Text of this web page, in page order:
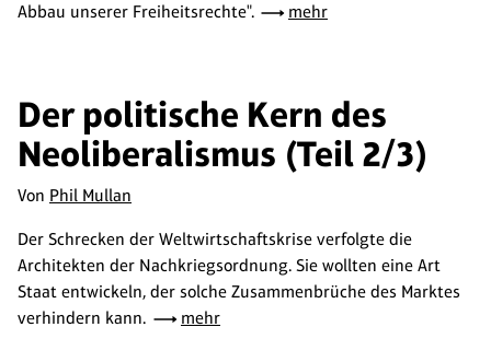
Abbau unserer Freiheitsrechte".
mehr
Der politische Kern des
Neoliberalismus (Teil 2/3)
Von Phil Mullan
Der Schrecken der Weltwirtschaftskrise verfolgte die
Architekten der Nachkriegsordnung. Sie wollten eine Art
Staat entwickeln, der solche Zusammenbrüche des Marktes
verhindern kann.
mehr